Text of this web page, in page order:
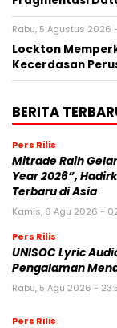
Rabu, 5 Agustus 2026
Lockton
Kecerdasan
BERITA
Pers Rilis
Mitrade Raih
Year 2026”,
Terbaru di Asia
Kamis, 6 Agu 2026 -
Pers Rilis
UNISOC Lyric
Pengalaman
Rabu, 5 Agu 2026 -
Pers Rilis